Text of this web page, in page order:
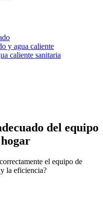
y agua caliente
caliente sanitaria
del equipo
el equipo de
la eficiencia?